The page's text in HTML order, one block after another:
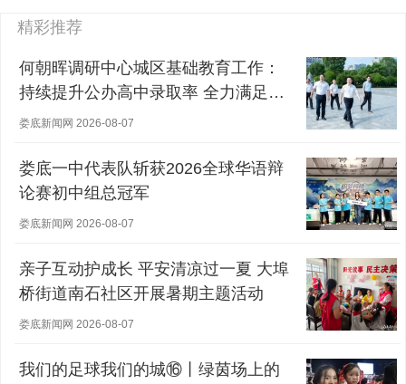
精彩推荐
何朝晖调研中心城区基础教育工作：
持续提升公办高中录取率 全力满足群
众对优质教育的需求
娄底新闻网 2026-08-07
娄底一中代表队斩获2026全球华语辩
论赛初中组总冠军
娄底新闻网 2026-08-07
亲子互动护成长 平安清凉过一夏 大埠
桥街道南石社区开展暑期主题活动
娄底新闻网 2026-08-07
我们的足球我们的城⑯丨绿茵场上的